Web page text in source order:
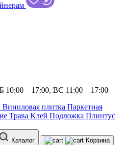
10:00 – 17:00, ВС 11:00 – 17:00
Виниловая плитка Паркетная
Трава Клей Подложка Плинтус
Каталог Корзина